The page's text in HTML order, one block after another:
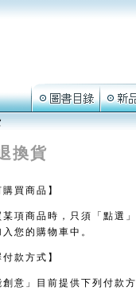
換貨
買商品】
某項商品時，只須「點選
您的購物車中。
款方式】
創意」目前提供下列付款